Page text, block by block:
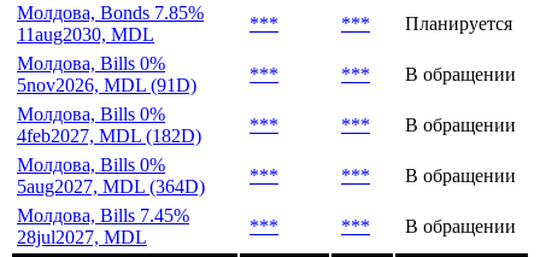
Молдова, Bonds 7.85%
11aug2030, MDL
*** ***
Планируется
Молдова, Bills 0%
5nov2026, MDL (91D)
*** ***
В обращении
Молдова, Bills 0%
4feb2027, MDL (182D)
*** ***
В обращении
Молдова, Bills 0%
5aug2027, MDL (364D)
*** ***
В обращении
Молдова, Bills 7.45%
28jul2027, MDL
*** *** В обращении